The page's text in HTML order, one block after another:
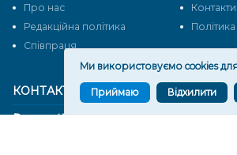
КОНТАКТИ
Редакційний відділ:
Про нас
Контакти
Редакційна політика
Cпівпраця
Ми використовуємо cookies
Приймаю Відхилити